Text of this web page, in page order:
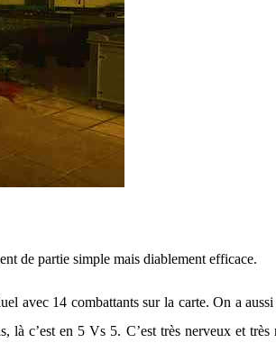
de partie simple mais diablement efficace.
avec 14 combattants sur la carte. On a aussi
là c’est en 5 Vs 5. C’est très nerveux et